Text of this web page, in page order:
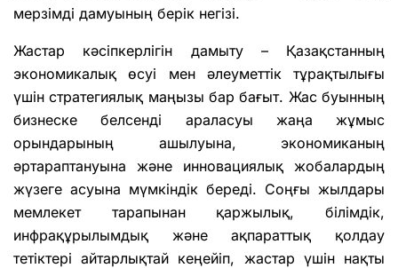
мерзімді дамуының берік негізі.
Жастар кәсіпкерлігін дамыту – Қазақстанның
экономикалық өсуі мен әлеуметтік тұрақтылығы
үшін стратегиялық маңызы бар бағыт. Жас буынның
бизнеске белсенді араласуы жаңа жұмыс
орындарының ашылуына, экономиканың
әртараптануына және инновациялық жобалардың
жүзеге асуына мүмкіндік береді. Соңғы жылдары
мемлекет тарапынан қаржылық, білімдік,
инфрақұрылымдық және ақпараттық қолдау
тетіктері айтарлықтай кеңейіп, жастар үшін нақты